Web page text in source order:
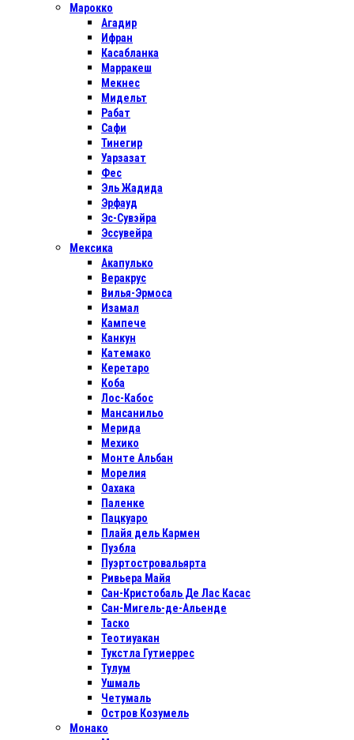
Марокко
Агадир
Ифран
Касабланка
Марракеш
Мекнес
Мидельт
Рабат
Сафи
Тинегир
Уарзазат
Фес
Эль Жадида
Эрфауд
Эс-Сувэйра
Эссувейра
Мексика
Акапулько
Веракрус
Вилья-Эрмоса
Изамал
Кампече
Канкун
Катемако
Керетаро
Коба
Лос-Кабос
Мансанильо
Мерида
Мехико
Монте Альбан
Морелия
Оахака
Паленке
Пацкуаро
Плайя дель Кармен
Пуэбла
Пуэртостровальярта
Ривьера Майя
Сан-Кристобаль Де Лас Касас
Сан-Мигель-де-Альенде
Таско
Теотиуакан
Тукстла Гутиеррес
Тулум
Ушмаль
Четумаль
Остров Козумель
Монако